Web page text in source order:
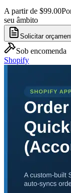
A partir de $99.00
seu âmbito
Solicitar
Sob encomenda
Shopify